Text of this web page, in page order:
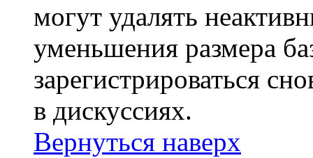
могут удалять
уменьшения размера
зарегистрироваться
в дискуссиях.
Вернуться наверх